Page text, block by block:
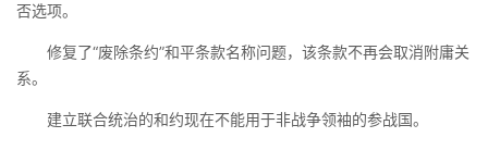
否选项。
修复了“废除条约”和平条款名称问题，该条款不再会取消附庸关
系。
建立联合统治的和约现在不能用于非战争领袖的参战国。